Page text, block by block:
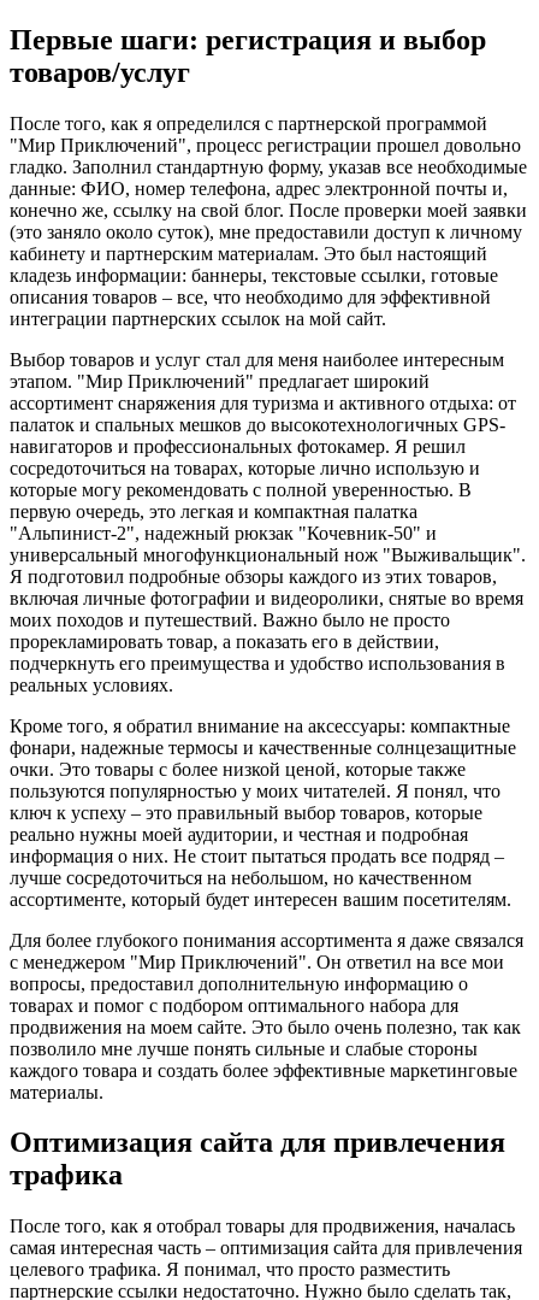
Первые шаги: регистрация и выбор
товаров/услуг
После того, как я определился с партнерской программой
"Мир Приключений", процесс регистрации прошел довольно
гладко. Заполнил стандартную форму, указав все необходимые
данные: ФИО, номер телефона, адрес электронной почты и,
конечно же, ссылку на свой блог. После проверки моей заявки
(это заняло около суток), мне предоставили доступ к личному
кабинету и партнерским материалам. Это был настоящий
кладезь информации: баннеры, текстовые ссылки, готовые
описания товаров – все, что необходимо для эффективной
интеграции партнерских ссылок на мой сайт.
Выбор товаров и услуг стал для меня наиболее интересным
этапом. "Мир Приключений" предлагает широкий
ассортимент снаряжения для туризма и активного отдыха: от
палаток и спальных мешков до высокотехнологичных GPS-
навигаторов и профессиональных фотокамер. Я решил
сосредоточиться на товарах, которые лично использую и
которые могу рекомендовать с полной уверенностью. В
первую очередь, это легкая и компактная палатка
"Альпинист-2", надежный рюкзак "Кочевник-50" и
универсальный многофункциональный нож "Выживальщик".
Я подготовил подробные обзоры каждого из этих товаров,
включая личные фотографии и видеоролики, снятые во время
моих походов и путешествий. Важно было не просто
прорекламировать товар, а показать его в действии,
подчеркнуть его преимущества и удобство использования в
реальных условиях.
Кроме того, я обратил внимание на аксессуары: компактные
фонари, надежные термосы и качественные солнцезащитные
очки. Это товары с более низкой ценой, которые также
пользуются популярностью у моих читателей. Я понял, что
ключ к успеху – это правильный выбор товаров, которые
реально нужны моей аудитории, и честная и подробная
информация о них. Не стоит пытаться продать все подряд –
лучше сосредоточиться на небольшом, но качественном
ассортименте, который будет интересен вашим посетителям.
Для более глубокого понимания ассортимента я даже связался
с менеджером "Мир Приключений". Он ответил на все мои
вопросы, предоставил дополнительную информацию о
товарах и помог с подбором оптимального набора для
продвижения на моем сайте. Это было очень полезно, так как
позволило мне лучше понять сильные и слабые стороны
каждого товара и создать более эффективные маркетинговые
материалы.
Оптимизация сайта для привлечения
трафика
После того, как я отобрал товары для продвижения, началась
самая интересная часть – оптимизация сайта для привлечения
целевого трафика. Я понимал, что просто разместить
партнерские ссылки недостаточно. Нужно было сделать так,